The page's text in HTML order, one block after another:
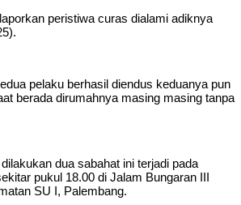
peristiwa curas dialami adiknya
pelaku berhasil diendus keduanya pun
berada dirumahnya masing masing tanpa
dua sabahat ini terjadi pada
pukul 18.00 di Jalam Bungaran III
SU I, Palembang.